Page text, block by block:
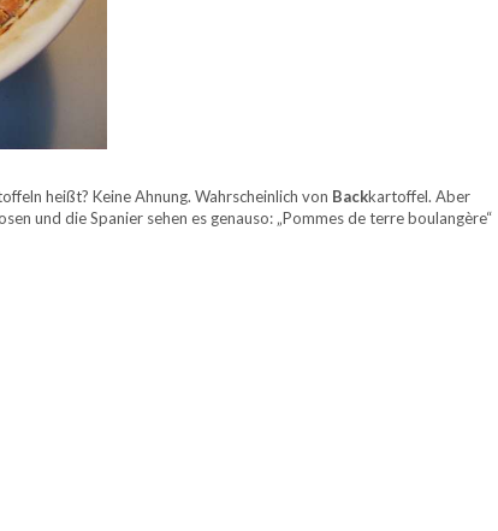
heißt? Keine Ahnung. Wahrscheinlich von Backkartoffel. Aber
und die Spanier sehen es genauso: „Pommes de terre boulangère“